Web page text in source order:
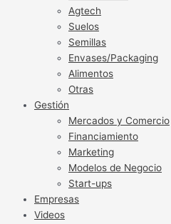
Agtech
Suelos
Semillas
Envases/Packaging
Alimentos
Otras
Gestión
Mercados y Comercio
Financiamiento
Marketing
Modelos de Negocio
Start-ups
Empresas
Videos